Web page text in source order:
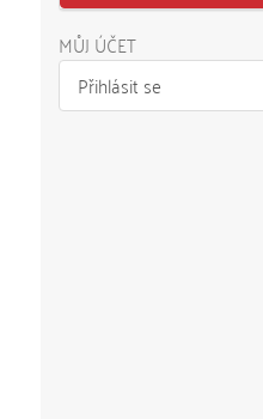
MŮJ ÚČET
Přihlásit se